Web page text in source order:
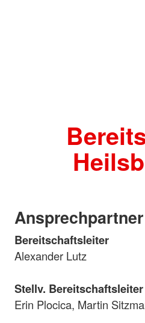
Ansprechpartner
Bereitschaftsleiter
Alexander Lutz
Stellv. Bereitschaftsleiter
Erin Plocica, Martin